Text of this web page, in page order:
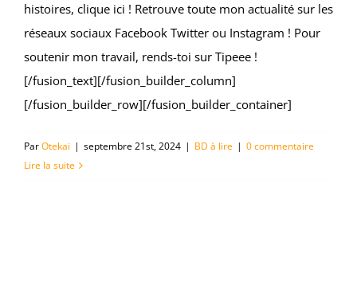
histoires, clique ici ! Retrouve toute mon actualité sur les
réseaux sociaux Facebook Twitter ou Instagram ! Pour
soutenir mon travail, rends-toi sur Tipeee !
[/fusion_text][/fusion_builder_column]
[/fusion_builder_row][/fusion_builder_container]
ParOtekai | septembre 21st, 2024 | BD à lire | 0 commentaire
Lire la suite